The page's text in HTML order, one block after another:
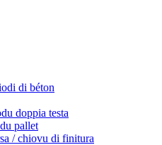
di béton
doppia testa
pallet
/ chiovu di finitura